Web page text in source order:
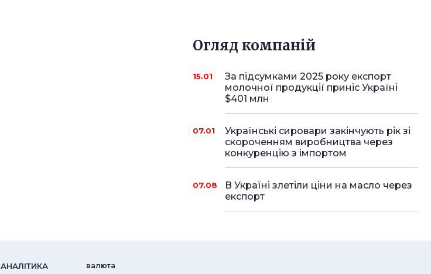
Огляд компаній
15.01
За підсумками 2025 року експорт
молочної продукції приніс Україні
$401 млн
07.01
Українські сировари закінчують рік зі
скороченням виробництва через
конкуренцію з імпортом
07.08
В Україні злетіли ціни на масло через
експорт
АНАЛIТИКА
валюта